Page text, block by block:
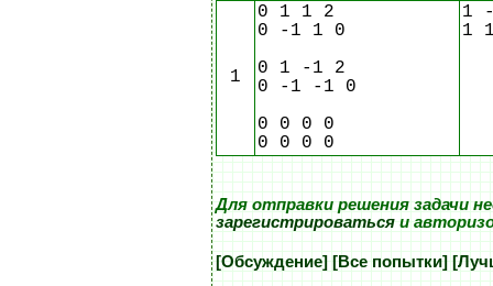
1
0 1 1 2
0 -1 1 0
0 1 -1 2
0 -1 -1 0
0 0 0 0
0 0 0 0
1
1
Для отправки решения задачи
зарегистрироватьсяи
[Обсуждение] [Все попытки]